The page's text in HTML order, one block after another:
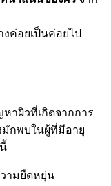
ค่อยเป็นค่อยไป
ผิวที่เกิดจากการ
มักพบในผู้ที่มีอายุ
ามยืดหยุ่น